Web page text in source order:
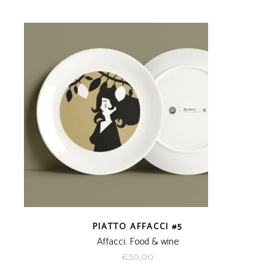
PIATTO AFFACCI #5
Affacci, Food & wine
€30,00